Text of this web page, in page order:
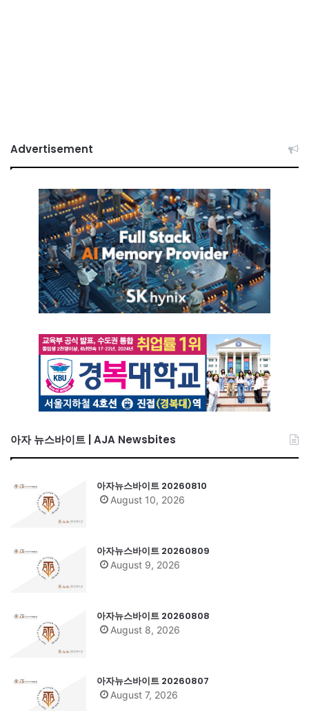
Advertisement
아자 뉴스바이트 | AJA Newsbites
아자뉴스바이트 20260810
August 10, 2026
아자뉴스바이트 20260809
August 9, 2026
아자뉴스바이트 20260808
August 8, 2026
아자뉴스바이트 20260807
August 7, 2026